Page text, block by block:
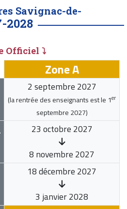
Savignac-de-
2028
Officiel ⤵
Zone A
2 septembre 2027
(la rentrée des enseignants est le 1er
septembre 2027)
23 octobre 2027
8 novembre 2027
18 décembre 2027
3 janvier 2028